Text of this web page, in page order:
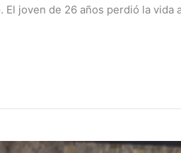
joven de 26 años perdió la